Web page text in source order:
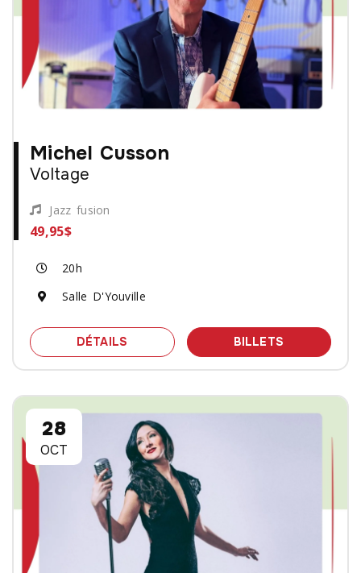
Michel Cusson
Voltage
Jazz fusion
49,95$
20h
Salle D'Youville
DÉTAILS SPECTACLE MICHEL CUSSON -
BILLETS DES
28
OCT